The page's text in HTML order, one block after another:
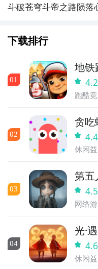
斗破苍穹斗帝之路陨落
下载排行
01
地铁
4.2
跑酷
02
贪吃
4.4
休闲
03
第五
4.5
网络
04
光·遇
4.6
休闲